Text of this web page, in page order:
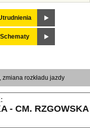
Schematy
zmiana rozkładu jazdy
- CM. RZGOWSKA